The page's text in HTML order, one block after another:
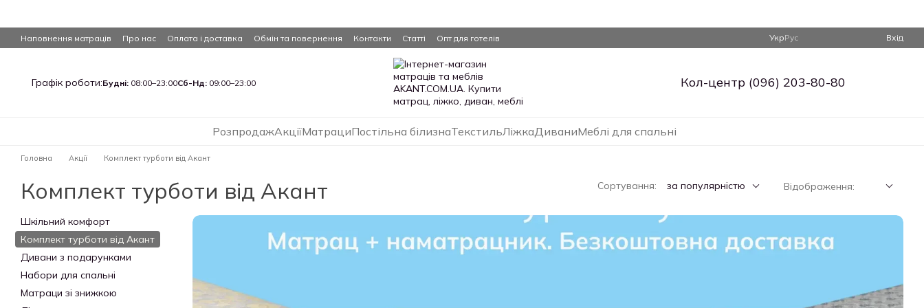
Наповнення матраців Про нас Оплата і доставка Обмін та повернення Контакти Статті Опт для готелів УкрРус Вхід
Графік роботи:Будні: 08:00–23:00Сб-Нд: 09:00–23:00 Кол-центр (096) 203-80-80
РозпродажАкціїМатрациПостільна білизнаТекстильЛіжкаДиваниМеблі для спальні
Головна Акції Комплект турботи від Акант
Комплект турботи від Акант Сортування: за популярністю Відображення:
Шкільний комфорт
Комплект турботи від Акант
Дивани з подарунками
Набори для спальні
Матраци зі знижкою